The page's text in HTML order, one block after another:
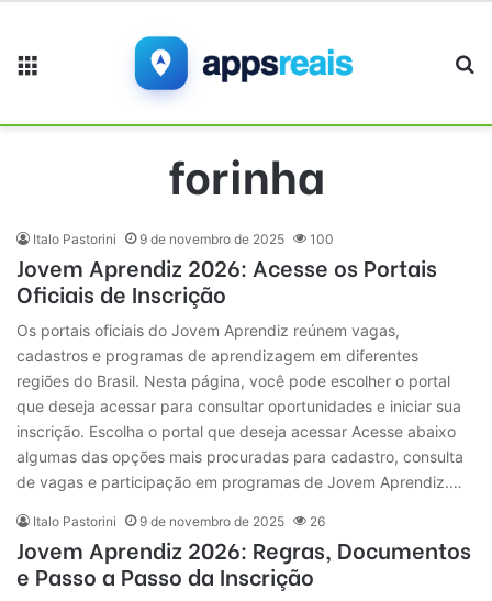
forinha
Italo Pastorini 9 de novembro de 2025 100
Jovem Aprendiz 2026: Acesse os Portais
Oficiais de Inscrição
Os portais oficiais do Jovem Aprendiz reúnem vagas,
cadastros e programas de aprendizagem em diferentes
regiões do Brasil. Nesta página, você pode escolher o portal
que deseja acessar para consultar oportunidades e iniciar sua
inscrição. Escolha o portal que deseja acessar Acesse abaixo
algumas das opções mais procuradas para cadastro, consulta
de vagas e participação em programas de Jovem Aprendiz.…
Italo Pastorini 9 de novembro de 2025 26
Jovem Aprendiz 2026: Regras, Documentos
e Passo a Passo da Inscrição